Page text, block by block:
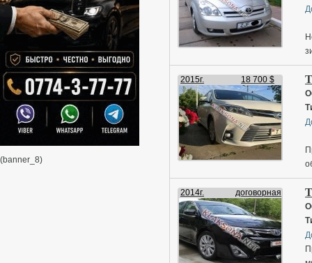
(banner_8)
2015г.
18 700 $
2014г.
договорная